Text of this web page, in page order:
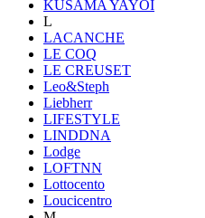
KUSAMA YAYOI
L
LACANCHE
LE COQ
LE CREUSET
Leo&Steph
Liebherr
LIFESTYLE
LINDDNA
Lodge
LOFTNN
Lottocento
Loucicentro